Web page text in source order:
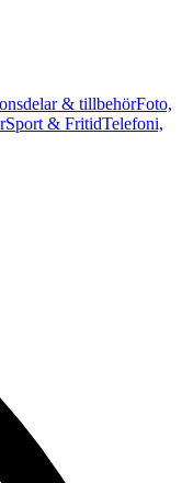
& tillbehörFoto,
Sport & FritidTelefoni,